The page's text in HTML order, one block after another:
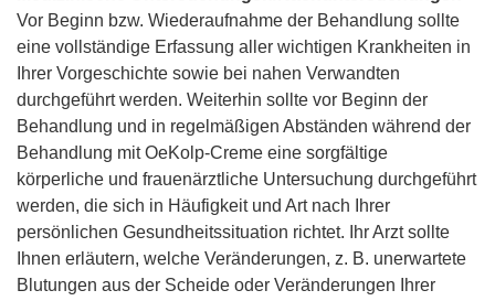
Vor Beginn bzw. Wiederaufnahme der Behandlung sollte
eine vollständige Erfassung aller wichtigen Krankheiten in
Ihrer Vorgeschichte sowie bei nahen Verwandten
durchgeführt werden. Weiterhin sollte vor Beginn der
Behandlung und in regelmäßigen Abständen während der
Behandlung mit OeKolp-Creme eine sorgfältige
körperliche und frauenärztliche Untersuchung durchgeführt
werden, die sich in Häufigkeit und Art nach Ihrer
persönlichen Gesundheitssituation richtet. Ihr Arzt sollte
Ihnen erläutern, welche Veränderungen, z. B. unerwartete
Blutungen aus der Scheide oder Veränderungen Ihrer